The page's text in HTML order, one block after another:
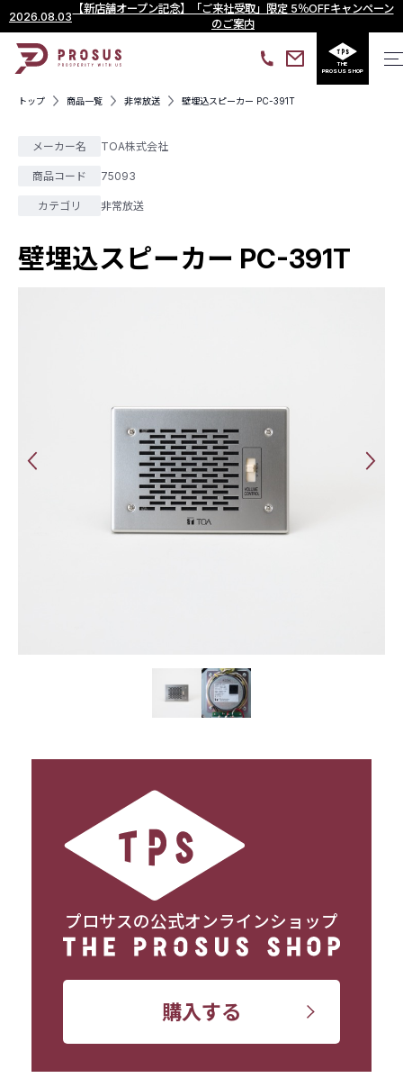
2026.08.03
【新店舗オープン記念】「ご来社受取」限定 5％OFFキャンペーン
のご案内
THE
PROSUS SHOP
トップ 商品一覧 非常放送 壁埋込スピーカー PC-391T
メーカー名 TOA株式会社
商品コード 75093
カテゴリ 非常放送
壁埋込スピーカー PC-391T
プロサスの公式オンラインショップ
購入する